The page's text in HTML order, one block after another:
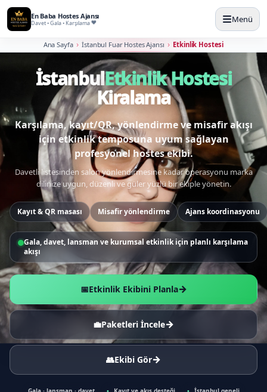
En Baba Hostes Ajansı
Davet • Gala • Karşılama Menü
Ana Sayfa İstanbul Fuar Hostes Ajansı Etkinlik Hostesi
İstanbulEtkinlik Hostesi
Kiralama
Karşılama, kayıt/QR, yönlendirme ve misafir akışı
için etkinlik temposuna uyum sağlayan
profesyonel hostes ekibi.
Davetli listesinden salon yönlendirmesine kadar operasyonu marka
dilinize uygun, düzenli ve güler yüzlü bir ekiple yönetin.
Kayıt & QR masası Misafir yönlendirme Ajans koordinasyonu
Kayıt/QR, protokol yönlendirme ve misafir akışı aynı ekipte
çözülür
📅Etkinlik Ekibini Planla→
💼Paketleri İncele→
👥Ekibi Gör→
İstanbul etkinlik hostesi